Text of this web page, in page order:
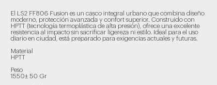
El LS2 FF806 Fusion es un casco integral urbano que combina diseño
moderno, protección avanzada y confort superior. Construido con
HPTT (tecnología termoplástica de alta presión), ofrece una excelente
resistencia al impacto sin sacrificar ligereza ni estilo. Ideal para el uso
diario en ciudad, está preparado para exigencias actuales y futuras.
Material
HPTT
Peso
1550± 50 Gr